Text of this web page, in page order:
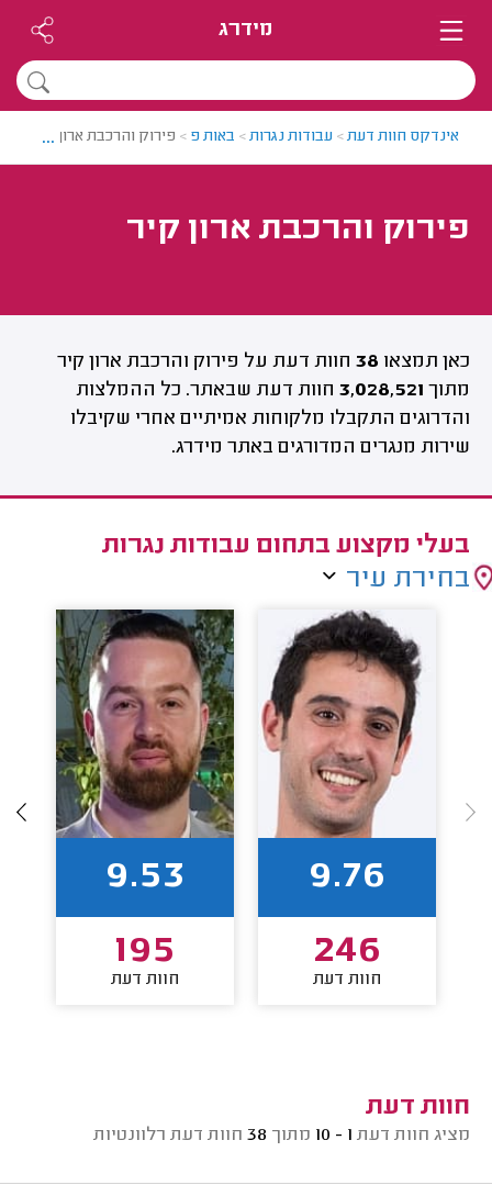
מידרג
אינדקס חוות דעת> עבודות נגרות> באות פ > פירוק והרכבת ארון קיר
...
פירוק והרכבת ארון קיר
כאן תמצאו 38 חוות דעת על פירוק והרכבת ארון קיר
מתוך 3,028,521 חוות דעת שבאתר. כל ההמלצות
והדרוגים התקבלו מלקוחות אמיתיים אחרי שקיבלו
שירות מנגרים המדורגים באתר מידרג.
בעלי מקצוע בתחום עבודות נגרות
בחירת עיר
9.76
246
חוות דעת
9.53
195
חוות דעת
חוות דעת
מציג חוות דעת 1 - 10 מתוך 38 חוות דעת רלוונטיות